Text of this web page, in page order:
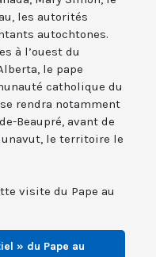
les autorités
autochtones.
à l’ouest du
le pape
catholique du
rendra notamment
Beaupré, avant de
le territoire le
visite du Pape au
» du Pape au